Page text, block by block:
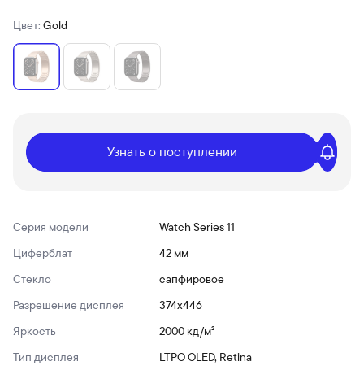
Цвет: Gold
Узнать о поступлении
Серия модели
Watch Series 11
Циферблат
42 мм
Стекло
сапфировое
Разрешение дисплея
374x446
Яркость
2000 кд/ м²
Тип дисплея
LTPO OLED, Retina